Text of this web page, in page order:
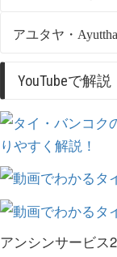
アユタヤ・
YouTubeで解説
アンシンサービス